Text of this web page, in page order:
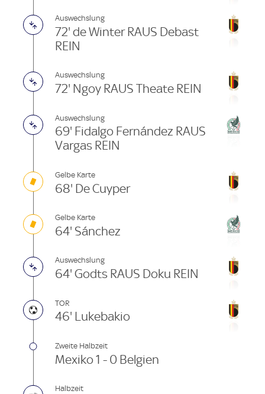
Auswechslung
72' de Winter RAUS Debast
REIN
Auswechslung
72' Ngoy RAUS Theate REIN
Auswechslung
69' Fidalgo Fernández RAUS
Vargas REIN
Gelbe Karte
68' De Cuyper
Gelbe Karte
64' Sánchez
Auswechslung
64' Godts RAUS Doku REIN
TOR
46' Lukebakio
Zweite Halbzeit
Mexiko 1 - 0 Belgien
Halbzeit